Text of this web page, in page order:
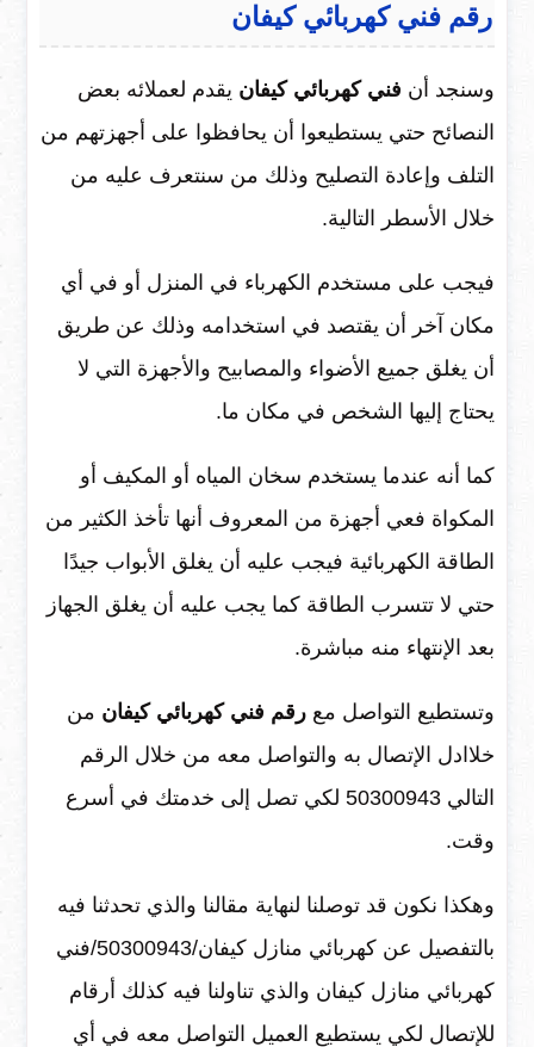
رقم فني كهربائي كيفان
وسنجد أن فني كهربائي كيفان يقدم لعملائه بعض
النصائح حتي يستطيعوا أن يحافظوا على أجهزتهم من
التلف وإعادة التصليح وذلك من سنتعرف عليه من
خلال الأسطر التالية.
فيجب على مستخدم الكهرباء في المنزل أو في أي
مكان آخر أن يقتصد في استخدامه وذلك عن طريق
أن يغلق جميع الأضواء والمصابيح والأجهزة التي لا
يحتاج إليها الشخص في مكان ما.
كما أنه عندما يستخدم سخان المياه أو المكيف أو
المكواة فعي أجهزة من المعروف أنها تأخذ الكثير من
الطاقة الكهربائية فيجب عليه أن يغلق الأبواب جيدًا
حتي لا تتسرب الطاقة كما يجب عليه أن يغلق الجهاز
بعد الإنتهاء منه مباشرة.
وتستطيع التواصل مع رقم فني كهربائي كيفان من
خلاادل الإتصال به والتواصل معه من خلال الرقم
التالي 50300943 لكي تصل إلى خدمتك في أسرع
وقت.
وهكذا نكون قد توصلنا لنهاية مقالنا والذي تحدثنا فيه
بالتفصيل عن
كهربائي منازل كيفان/50300943/فني
كهربائي منازل كيفان والذي تناولنا فيه كذلك أرقام
للإتصال لكي يستطيع العميل التواصل معه في أي